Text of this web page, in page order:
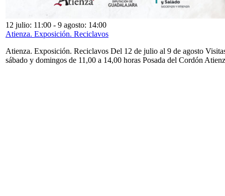
12 julio: 11:00 - 9 agosto: 14:00
Atienza. Exposición. Reciclavos
Atienza. Exposición. Reciclavos Del 12 de julio al 9 de agosto
sábado y domingos de 11,00 a 14,00 horas Posada del Cordón